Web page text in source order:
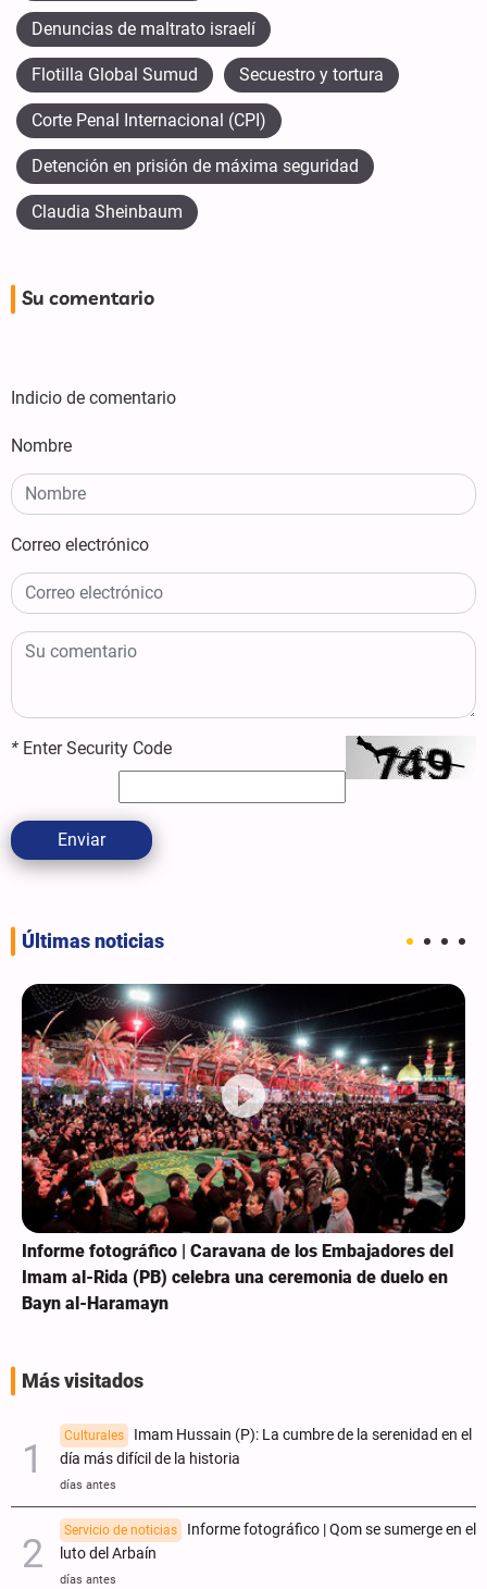
Denuncias de maltrato israelí
Flotilla Global Sumud Secuestro y tortura
Corte Penal Internacional (CPI)
Detención en prisión de máxima seguridad
Claudia Sheinbaum
Su comentario
Indicio de comentario
Nombre
Correo electrónico
* Enter Security Code
Enviar
Últimas noticias
Informe fotográfico | Caravana de los Embajadores del
Imam al-Rida (PB) celebra una ceremonia de duelo en
Bayn al-Haramayn
Más visitados
Culturales
Imam Hussain (P): La cumbre de la serenidad en el
día más difícil de la historia
días antes
Servicio de noticias
Informe fotográfico | Qom se sumerge en el
luto del Arbaín
días antes